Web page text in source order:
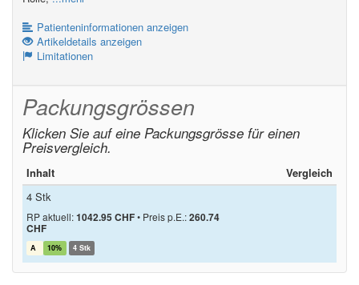
Patienteninformationen anzeigen
Artikeldetails anzeigen
Limitationen
Packungsgrössen
Klicken Sie auf eine Packungsgrösse für einen
Preisvergleich.
Inhalt
Vergleich
4 Stk
RP aktuell:1042.95 CHF• Preis p.E.:260.74
CHF
A 10% 4 Stk